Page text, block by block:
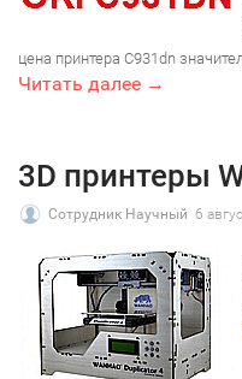
цена принтера С931dn
Читать далее →
3D принтеры
Сотрудник Научный 6